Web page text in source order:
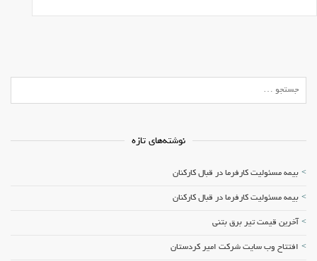
نوشته‌های تازه
بیمه مسئولیت کارفرما در قبال کارکنان
بیمه مسئولیت کارفرما در قبال کارکنان
آخرین قیمت تیر برق بتنی
افتتاح وب سایت شرکت امیر کردستان